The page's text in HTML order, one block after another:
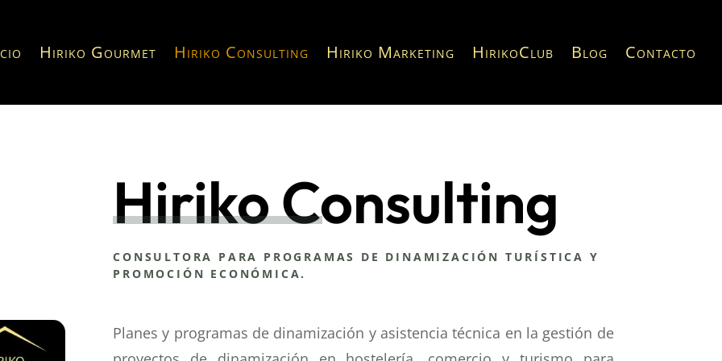
Hiriko Gourmet Hiriko Consulting Hiriko Marketing HirikoClub Blog Contacto
Hiriko Consulting
CONSULTORA PARA PROGRAMAS DE DINAMIZACIÓN TURÍSTICA Y
PROMOCIÓN ECONÓMICA.
Planes y programas de dinamización y asistencia técnica en la gestión de